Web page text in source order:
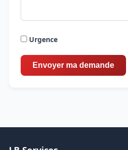
Urgence